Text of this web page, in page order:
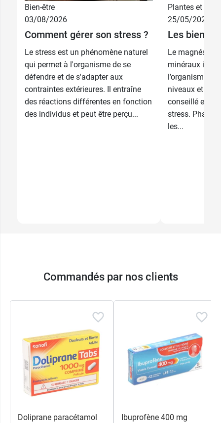
Bien-être
03/08/2026
Comment gérer son stress ?
Le stress est un phénomène naturel
qui permet à l'organisme de se
défendre et de s'adapter aux
contraintes extérieures. Il entraîne
des réactions différentes en fonction
des individus et peut être perçu...
Plantes et
25/05/2026
Les
Le
minéraux
l’organisme. Il
niveaux et est
conseillé en
stress.
les...
Commandés par nos clients
Doliprane paracétamol
Ibuprofène 400 mg